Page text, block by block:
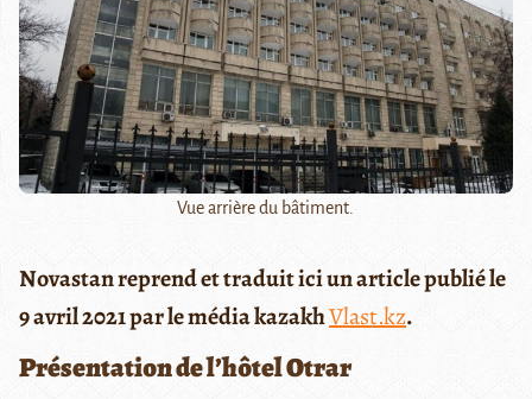
Vue arrière du bâtiment.
Novastan reprend et traduit ici un article publié le
9 avril 2021 par le média kazakhVlast.kz.
Présentation de l’hôtel Otrar